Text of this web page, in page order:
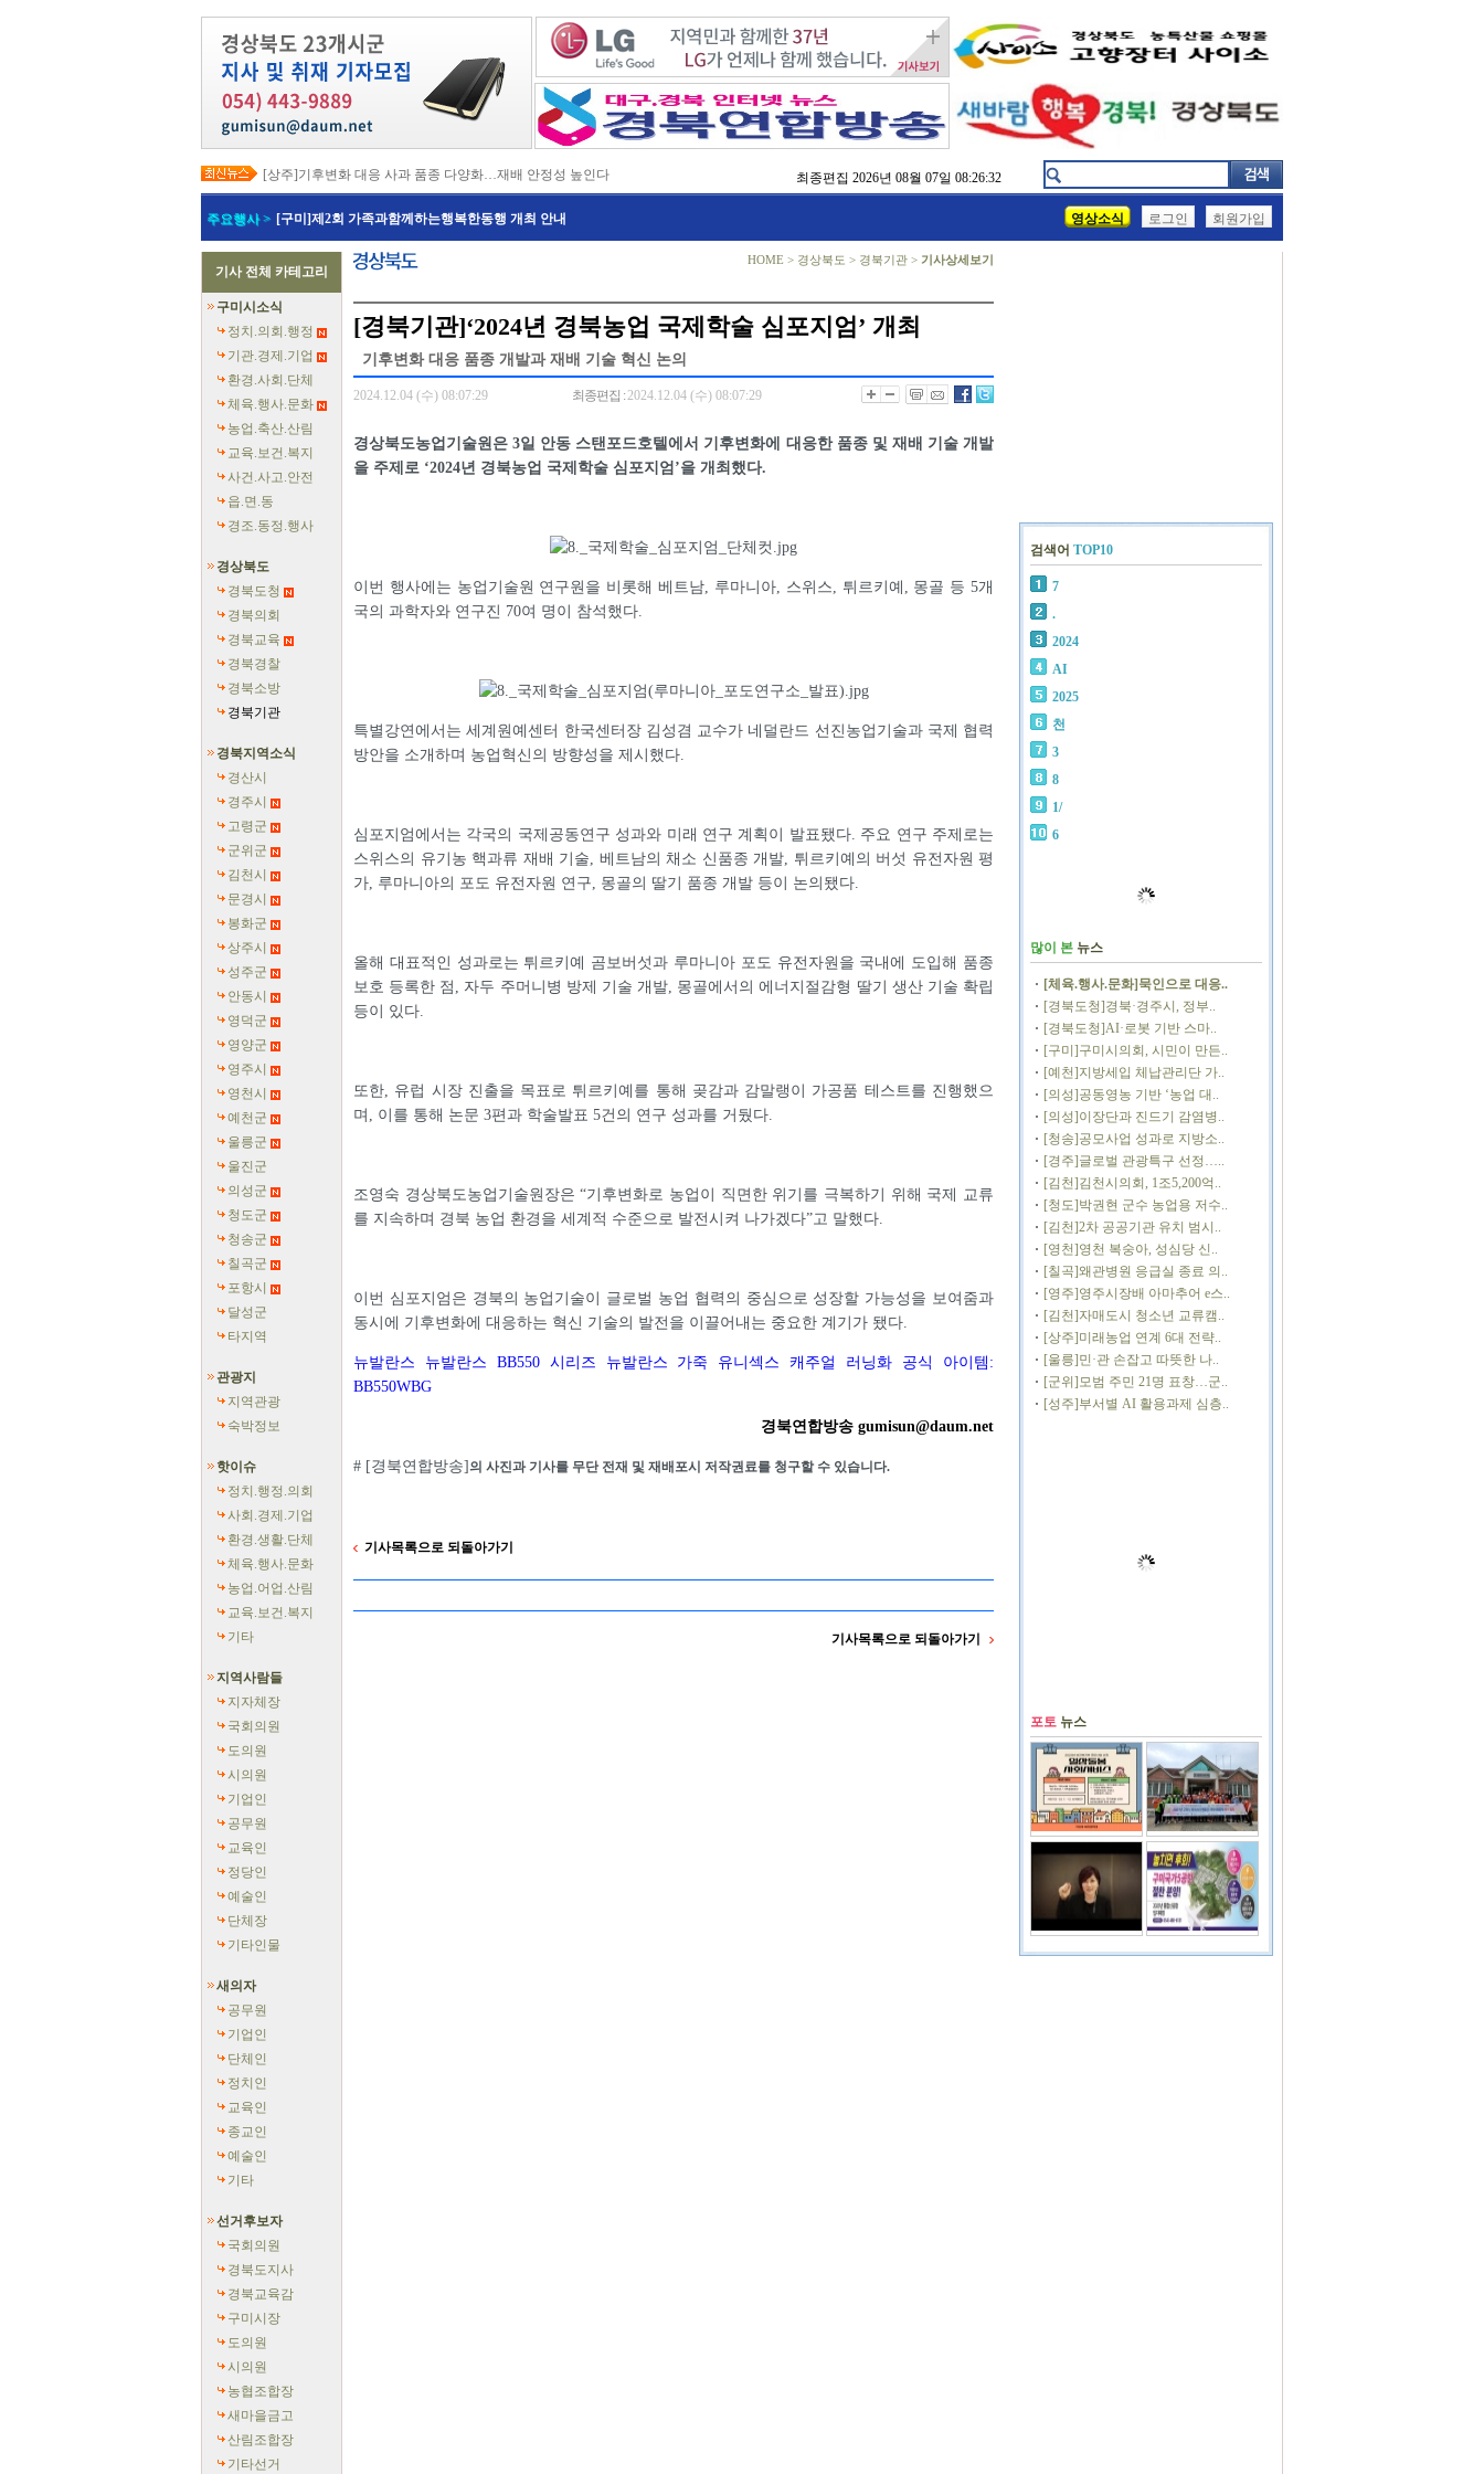
[상주]기후변화 대응 사과 품종 다양화…재배 안정성 높인다
[봉화]‘K-베트남 밸리 특구’ 최종 지정…3,476억 투입
[김천]지방세입 체납관리단 본격 가동…맞춤형 징수 나선다
[고령]가뭄 장기화 총력 대응…농업용수 확보 긴급 지원
[경주]경주역 KTX·KTX-이음 증편…수도권 접근성 높인다
[경북교육청]‘수리력+ 웹 콘텐츠’ 개발…맞춤형 수학 학습 지원
[경북도청]‘말산업 특구’ 키운다…한국마사회 영천 유치 공동전선
[구미]예능 타고 뜬 구미 관광…‘갓 튀긴 라면’ 판매량 6배 껑충
[경북교육청]일본 방위백서 독도 영유권 주장 강력 규탄
최종편집 2026년 08월 07일 08:26:32
주요행사 > [구미]제2회 가족과함께하는행복한동행 개최 안내 영상소식 로그인 회원가입
기사 전체 카테고리
구미시소식
정치.의회.행정
기관.경제.기업
환경.사회.단체
체육.행사.문화
농업.축산.산림
교육.보건.복지
사건.사고.안전
읍.면.동
경조.동정.행사
경상북도
경북도청
경북의회
경북교육
경북경찰
경북소방
경북기관
경북지역소식
경산시
경주시
고령군
군위군
김천시
문경시
봉화군
상주시
성주군
안동시
영덕군
영양군
영주시
영천시
예천군
울릉군
울진군
의성군
청도군
청송군
칠곡군
포항시
달성군
타지역
관광지
지역관광
숙박정보
핫이슈
정치.행정.의회
사회.경제.기업
환경.생활.단체
체육.행사.문화
농업.어업.산림
교육.보건.복지
기타
지역사람들
지자체장
국회의원
도의원
시의원
기업인
공무원
교육인
정당인
예술인
단체장
기타인물
새의자
공무원
기업인
단체인
정치인
교육인
종교인
예술인
기타
선거후보자
국회의원
경북도지사
경북교육감
구미시장
도의원
시의원
농협조합장
새마을금고
산림조합장
기타선거
HOME > 경상북도 > 경북기관 > 기사상세보기
[경북기관]‘2024년 경북농업 국제학술 심포지엄’ 개최
기후변화 대응 품종 개발과 재배 기술 혁신 논의
2024.12.04 (수) 08:07:29 최종편집 :2024.12.04 (수) 08:07:29
경상북도농업기술원은 3일 안동 스탠포드호텔에서 기후변화에 대응한 품종 및 재배 기술 개발
을 주제로 ‘2024년 경북농업 국제학술 심포지엄’을 개최했다.
이번 행사에는 농업기술원 연구원을 비롯해 베트남, 루마니아, 스위스, 튀르키예, 몽골 등 5개
국의 과학자와 연구진 70여 명이 참석했다.
특별강연에서는 세계원예센터 한국센터장 김성겸 교수가 네덜란드 선진농업기술과 국제 협력
방안을 소개하며 농업혁신의 방향성을 제시했다.
심포지엄에서는 각국의 국제공동연구 성과와 미래 연구 계획이 발표됐다. 주요 연구 주제로는
스위스의 유기농 핵과류 재배 기술, 베트남의 채소 신품종 개발, 튀르키예의 버섯 유전자원 평
가, 루마니아의 포도 유전자원 연구, 몽골의 딸기 품종 개발 등이 논의됐다.
올해 대표적인 성과로는 튀르키예 곰보버섯과 루마니아 포도 유전자원을 국내에 도입해 품종
보호 등록한 점, 자두 주머니병 방제 기술 개발, 몽골에서의 에너지절감형 딸기 생산 기술 확립
등이 있다.
또한, 유럽 시장 진출을 목표로 튀르키예를 통해 곶감과 감말랭이 가공품 테스트를 진행했으
며, 이를 통해 논문 3편과 학술발표 5건의 연구 성과를 거뒀다.
조영숙 경상북도농업기술원장은 “기후변화로 농업이 직면한 위기를 극복하기 위해 국제 교류
를 지속하며 경북 농업 환경을 세계적 수준으로 발전시켜 나가겠다”고 말했다.
이번 심포지엄은 경북의 농업기술이 글로벌 농업 협력의 중심으로 성장할 가능성을 보여줌과
동시에 기후변화에 대응하는 혁신 기술의 발전을 이끌어내는 중요한 계기가 됐다.
뉴발란스 뉴발란스 BB550 시리즈 뉴발란스 가죽 유니섹스 캐주얼 러닝화 공식 아이템:
BB550WBG
경북연합방송 gumisun@daum.net
# [경북연합방송]의 사진과 기사를 무단 전재 및 재배포시 저작권료를 청구할 수 있습니다.
기사목록으로 되돌아가기
기사목록으로 되돌아가기
검색어 TOP10
7
.
2024
AI
2025
천
3
8
1/
6
많이 본 뉴스
[체육.행사.문화]묵인으로 대응..
[경북도청]경북·경주시, 정부..
[경북도청]AI·로봇 기반 스마..
[구미]구미시의회, 시민이 만든..
[예천]지방세입 체납관리단 가..
[의성]공동영농 기반 ‘농업 대..
[의성]이장단과 진드기 감염병..
[청송]공모사업 성과로 지방소..
[경주]글로벌 관광특구 선정…..
[김천]김천시의회, 1조5,200억..
[청도]박권현 군수 농업용 저수..
[김천]2차 공공기관 유치 범시..
[영천]영천 복숭아, 성심당 신..
[칠곡]왜관병원 응급실 종료 의..
[영주]영주시장배 아마추어 e스..
[김천]자매도시 청소년 교류캠..
[상주]미래농업 연계 6대 전략..
[울릉]민·관 손잡고 따뜻한 나..
[군위]모범 주민 21명 표창…군..
[성주]부서별 AI 활용과제 심층..
포토 뉴스